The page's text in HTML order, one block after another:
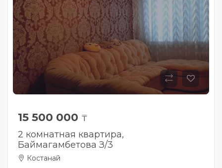
15 500 000 ₸
2 комнатная квартира,
Баймагамбетова З/3
Костанай